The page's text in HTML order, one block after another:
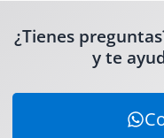
¿Tienes
y te